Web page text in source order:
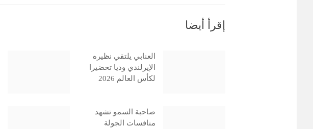
إقرأ أيضا
العنابي يلتقي نظيره
الإيرلندي وديا تحضيرا
لكأس العالم 2026
صاحبة السمو تشهد
منافسات الجولة